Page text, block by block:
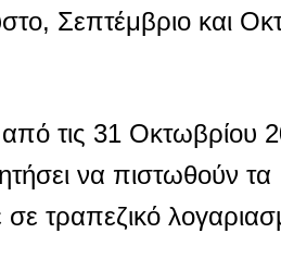
Σεπτέμβριο και
τις 31 Οκτωβρίου
να πιστωθούν τα
σε τραπεζικό